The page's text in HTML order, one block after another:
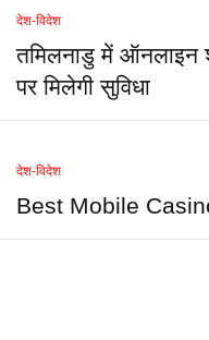
देश-विदेश
तमिलनाडु में ऑनलाइन
पर मिलेगी सुविधा
देश-विदेश
Best Mobile